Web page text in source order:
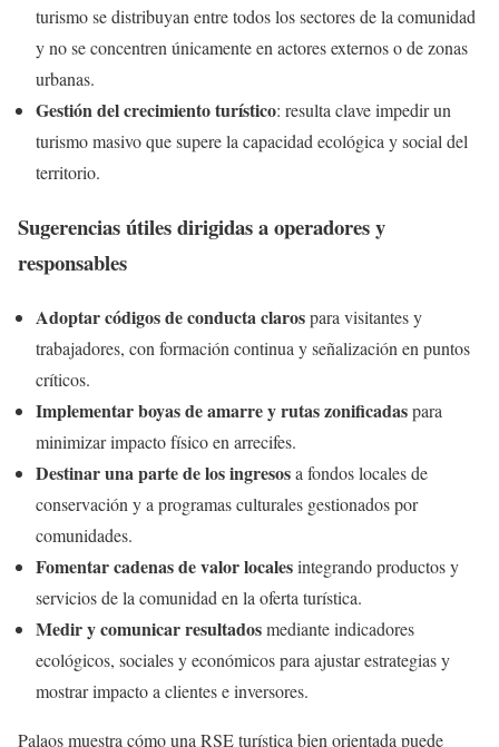
turismo se distribuyan entre todos los sectores de la comunidad
y no se concentren únicamente en actores externos o de zonas
urbanas.
Gestión del crecimiento turístico: resulta clave impedir un
turismo masivo que supere la capacidad ecológica y social del
territorio.
Sugerencias útiles dirigidas a operadores y
responsables
Adoptar códigos de conducta clarospara visitantes y
trabajadores, con formación continua y señalización en puntos
críticos.
Implementar boyas de amarre y rutas zonificadaspara
minimizar impacto físico en arrecifes.
Destinar una parte de los ingresosa fondos locales de
conservación y a programas culturales gestionados por
comunidades.
Fomentar cadenas de valor localesintegrando productos y
servicios de la comunidad en la oferta turística.
Medir y comunicar resultadosmediante indicadores
ecológicos, sociales y económicos para ajustar estrategias y
mostrar impacto a clientes e inversores.
Palaos muestra cómo una RSE turística bien orientada puede